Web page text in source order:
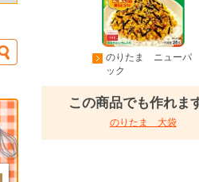
のりたま ニューパ
ック
この商品でも作れま
のりたま 大袋